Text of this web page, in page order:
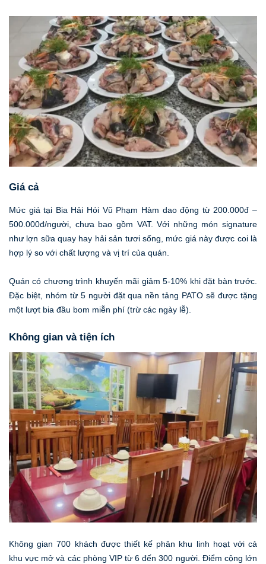
Giá cả
Mức giá tại Bia Hải Hói Vũ Phạm Hàm dao động từ 200.000đ –
500.000đ/người, chưa bao gồm VAT. Với những món signature
như lợn sữa quay hay hải sản tươi sống, mức giá này được coi là
hợp lý so với chất lượng và vị trí của quán.
Quán có chương trình khuyến mãi giảm 5-10% khi đặt bàn trước.
Đặc biệt, nhóm từ 5 người đặt qua nền tảng PATO sẽ được tặng
một lượt bia đầu bom miễn phí (trừ các ngày lễ).
Không gian và tiện ích
Không gian 700 khách được thiết kế phân khu linh hoạt với cả
khu vực mở và các phòng VIP từ 6 đến 300 người. Điểm cộng lớn